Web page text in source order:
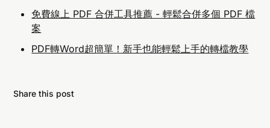
A: 在手機上可以透過兩種方式：1) 使用Chrome瀏
擊相機圖示上傳手機中的圖片進行搜尋。
A: 在電腦上可以透過三種方式：1) 直接將本地圖片
檔案上傳至images.google.com；2) 使用圖片網址
免費線上 PDF 合併工具推薦 - 輕鬆合併多個 PDF 檔
案
PDF轉Word超簡單！新手也能輕鬆上手的轉檔教學
Share this post